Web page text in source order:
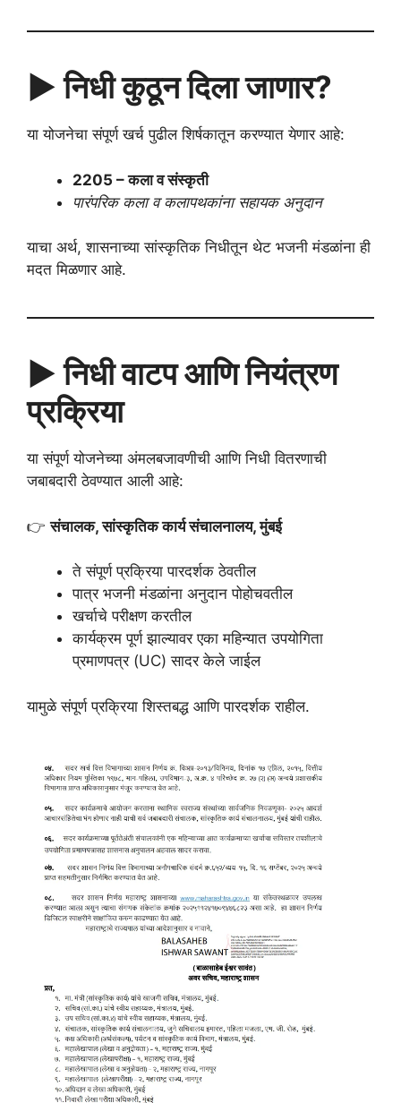
▶️ निधी कुठून दिला जाणार?
या योजनेचा संपूर्ण खर्च पुढील शिर्षकातून करण्यात येणार आहे:
2205 – कला व संस्कृती
पारंपरिक कला व कलापथकांना सहायक अनुदान
याचा अर्थ, शासनाच्या सांस्कृतिक निधीतून थेट भजनी मंडळांना ही
मदत मिळणार आहे.
▶️ निधी वाटप आणि नियंत्रण
प्रक्रिया
या संपूर्ण योजनेच्या अंमलबजावणीची आणि निधी वितरणाची
जबाबदारी ठेवण्यात आली आहे:
👉संचालक, सांस्कृतिक कार्य संचालनालय, मुंबई
ते संपूर्ण प्रक्रिया पारदर्शक ठेवतील
पात्र भजनी मंडळांना अनुदान पोहोचवतील
खर्चाचे परीक्षण करतील
कार्यक्रम पूर्ण झाल्यावर एका महिन्यात उपयोगिता
प्रमाणपत्र (UC) सादर केले जाईल
यामुळे संपूर्ण प्रक्रिया शिस्तबद्ध आणि पारदर्शक राहील.